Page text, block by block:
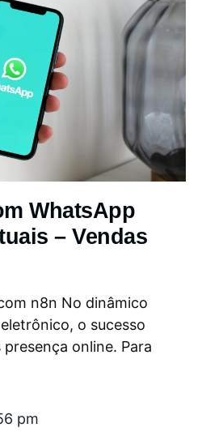
WhatsApp
– Vendas
n8n No dinâmico
o sucesso
online. Para
pm